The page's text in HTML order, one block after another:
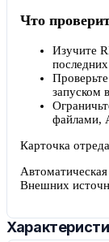
Что
Изучите
запуском
файлами,
Карточка
Внешних